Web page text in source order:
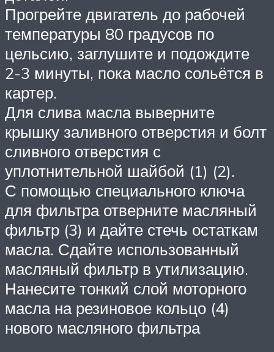
Прогрейте двигатель до рабочей
температуры 80 градусов по
цельсию, заглушите и подождите
2-3 минуты, пока масло сольётся в
картер.
Для слива масла выверните
крышку заливного отверстия и болт
сливного отверстия с
уплотнительной шайбой (1) (2).
С помощью специального ключа
для фильтра отверните масляный
фильтр (3) и дайте стечь остаткам
масла. Сдайте использованный
масляный фильтр в утилизацию.
Нанесите тонкий слой моторного
масла на резиновое кольцо (4)
нового масляного фильтра